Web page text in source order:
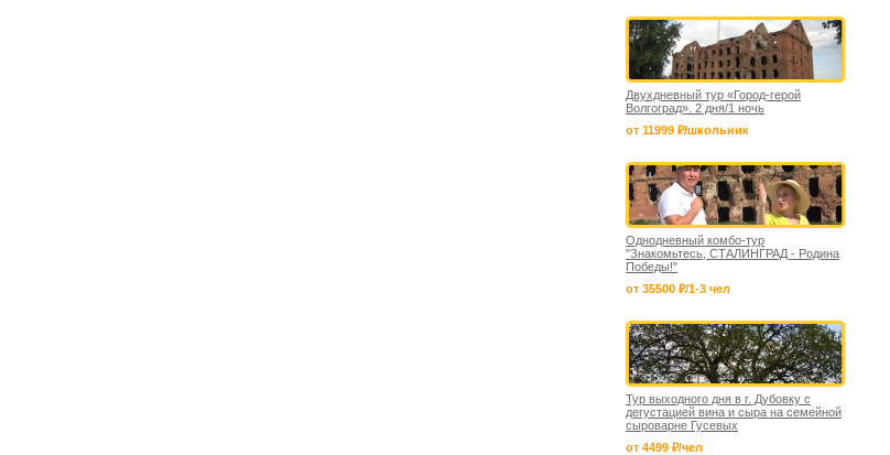
Двухдневный тур «Город-герой
Волгоград». 2 дня/1 ночь
от 11999 ₽/школьник
Однодневный комбо-тур
"Знакомьтесь, СТАЛИНГРАД - Родина
Победы!"
от 35500 ₽/1-3 чел
Тур выходного дня в г. Дубовку с
дегустацией вина и сыра на семейной
сыроварне Гусевых
от 4499 ₽/чел